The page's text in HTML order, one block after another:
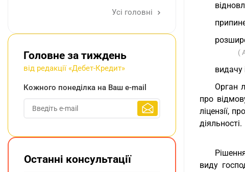
(
видачу
Орган
про
ліцензії,
діяльності.
виду
Усі головні
Головне за тиждень
від редакції «Дебет-Кредит»
Кожного понеділка на Ваш e-mail
Останні консультації